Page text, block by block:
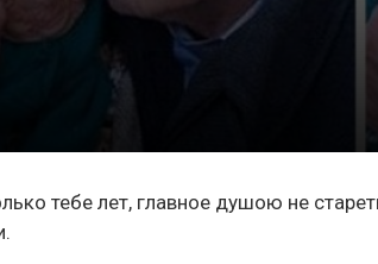
тебе лет, главное душою не